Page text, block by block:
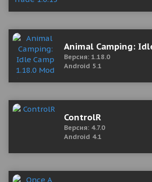
Animal Camping:
Версия: 1.18.0
Android 5.1
ControlR
Версия: 4.7.0
Android 4.1